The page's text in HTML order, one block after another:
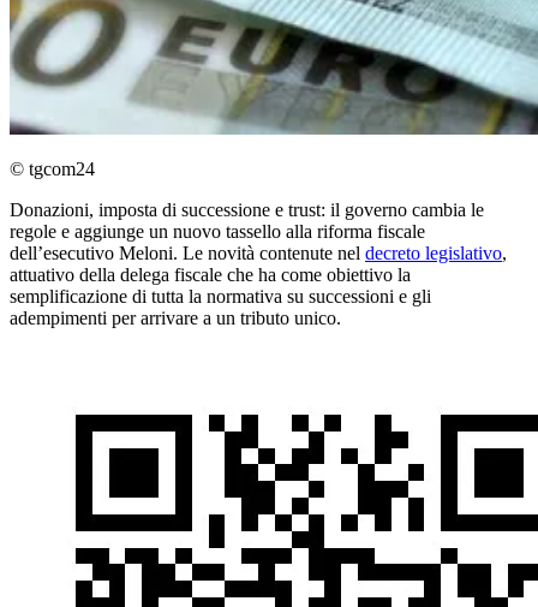
© tgcom24
Donazioni, imposta di successione e trust: il governo cambia le
regole e aggiunge un nuovo tassello alla riforma fiscale
dell’esecutivo Meloni. Le novità contenute nel decreto legislativo,
attuativo della delega fiscale che ha come obiettivo la
semplificazione di tutta la normativa su successioni e gli
adempimenti per arrivare a un tributo unico.